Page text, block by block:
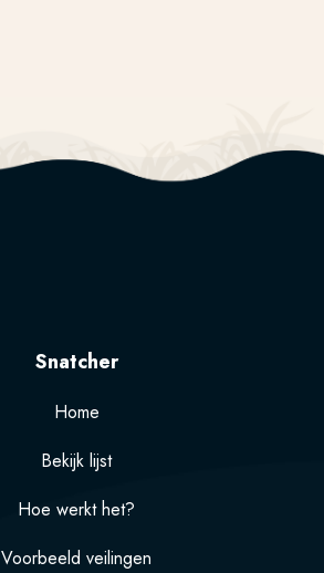
Snatcher
Home
Bekijk lijst
Hoe werkt het?
Voorbeeld veilingen